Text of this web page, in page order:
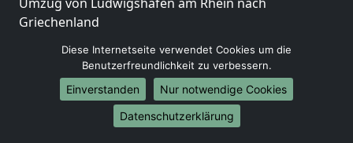
Griechenland
Umzug von Ludwigshafen am Rhein nach
Liechtenstein
Umzug von Ludwigshafen am Rhein nach
Diese Internetseite verwendet Cookies um die
Benutzerfreundlichkeit zu verbessern.
Einverstanden
Nur notwendige Cookies
Datenschutzerklärung